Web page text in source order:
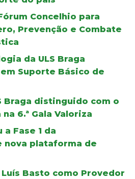
Concelhio para
Prevenção e Combate
da ULS Braga
Suporte Básico de
Braga distinguido com o
6.ª Gala Valoriza
a Fase 1 da
nova plataforma de
Luís Basto como Provedor